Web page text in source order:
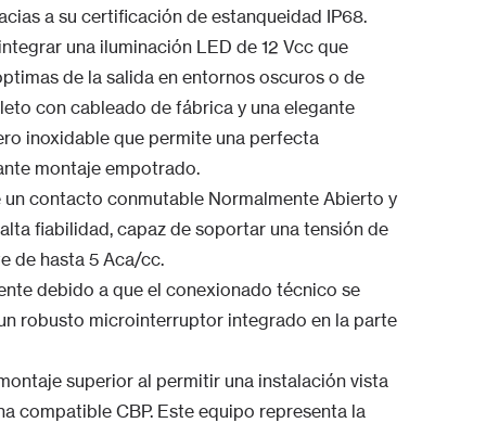
a su certificación de estanqueidad IP68.
una iluminación LED de 12 Vcc que
de la salida en entornos oscuros o de
con cableado de fábrica y una elegante
inoxidable que permite una perfecta
montaje empotrado.
contacto conmutable Normalmente Abierto y
fiabilidad, capaz de soportar una tensión de
de hasta 5 Aca/cc.
debido a que el conexionado técnico se
robusto microinterruptor integrado en la parte
superior al permitir una instalación vista
compatible CBP. Este equipo representa la